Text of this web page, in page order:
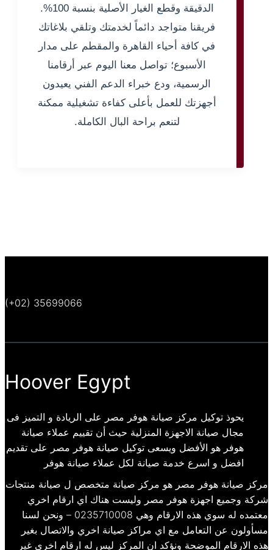
الدقيقة وقطع الغيار الأصلية بنسبة 100%.
فريقنا متواجد دائماً لخدمتك وتلقي بلاغاتك
في كافة أحياء القاهرة والمقطم على مدار
الأسبوع؛ تواصل معنا اليوم عبر أرقامنا
الرسمية، ودع خبراء الدعم الفني يعيدون
أجهزتك للعمل بأعلى كفاءة تشغيلية ممكنة
لتنعم براحة البال الكاملة.
(+02) 35699066
Hoover Egypt
يحوذ توكيل مركز صيانة هوفر مصر على الريادة و التميز فى
مجال صيانة الاجهزة المنزلية حيث أن تقييم عملاء صيانة
هوفر هو الأفضل ويسعى توكيل صيانة هوفر مصر على تقديم
افضل و اسرع خدمة صيانة لكل عملاء صيانة هوفر
مركز صيانة هوفر مصر هو مركز صيانة متخصص ل صيانة منتجات
شركة وجميع اجهزة هوفر مصر وليست هناك اي ارقام اخري
معتمده له سوي هذه الارقام وهي 0235710008 – ونحن لسنا
مسأولون عن التعامل مع اي مراكز صيانة اخري والاتصال بغير
هذه الارقام الموضحة ونؤكد ان المركز ليس له ارقام اخري غير